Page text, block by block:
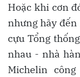
Hoặc khi cơn
nhưng hãy
cựu Tổng
nhau - nhà
Michelin